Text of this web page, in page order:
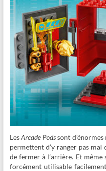
LesArcade Podssont d’énormes
permettent d’y ranger pas
de fermer à l’arrière. Et même
forcément utilisable